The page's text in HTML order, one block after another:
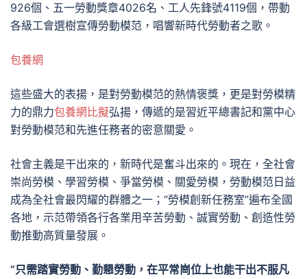
926個、五一勞動獎章4026名、工人先鋒號4119個，帶動
各級工會選樹宣傳勞動模范，唱響新時代勞動者之歌。
包養網
這些盛大的表揚，是對勞動模范的熱情褒獎，更是對勞模精
力的鼎力包養網比擬弘揚，傳遞的是習近平總書記和黨中心
對勞動模范和先進任務者的密意關愛。
社會主義是干出來的，新時代是奮斗出來的。現在，全社會
崇尚勞模、學習勞模、爭當勞模、關愛勞模，勞動模范日益
成為全社會最閃耀的群體之一；“勞模創新任務室”遍布全國
各地，示范帶領各行各業用辛苦勞動、誠實勞動、創造性勞
動推動高質量發展。
“只需踏實勞動、勤懇勞動，在平常崗位上也能干出不服凡